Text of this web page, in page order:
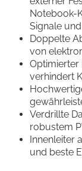
Notebook-
Signale
Doppelte
von
Optimierter
verhindert
Verdrillte
robustem
Innenleiter
und beste